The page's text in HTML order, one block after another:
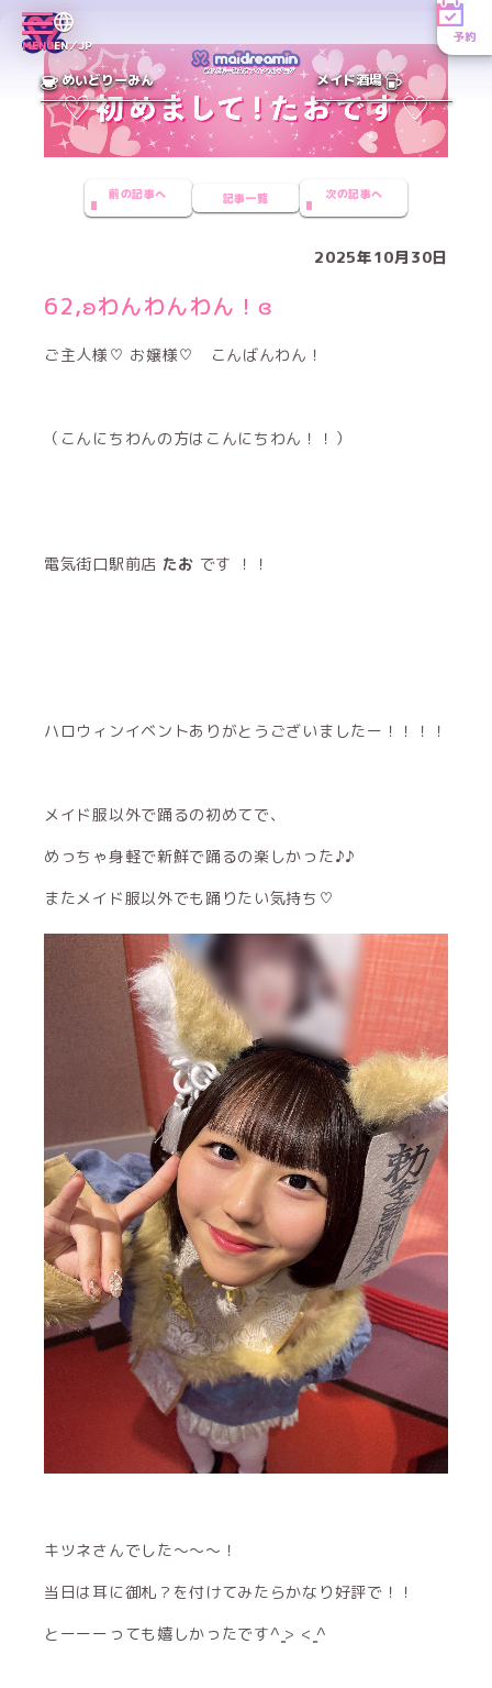
MENUEN／JP
予約
めいどりーみん メイド酒場
前の記事へ 記事一覧 次の記事へ
2025年10月30日
62,ʚわんわんわん！ɞ
ご主人様♡ お嬢様♡ こんばんわん！
（こんにちわんの方はこんにちわん！！）
電気街口駅前店 たお です ！！
ハロウィンイベントありがとうございましたー！！！！
メイド服以外で踊るの初めてで、
めっちゃ身軽で新鮮で踊るの楽しかった♪♪
またメイド服以外でも踊りたい気持ち♡
キツネさんでした〜〜〜！
当日は耳に御札？を付けてみたらかなり好評で！！
とーーーっても嬉しかったです^ ̳> < ̳^‪‪